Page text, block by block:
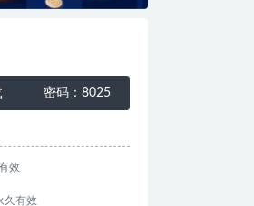
密码： 8025
效
久有效